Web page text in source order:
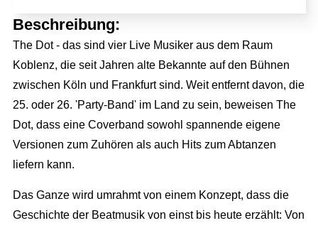
Beschreibung:
The Dot - das sind vier Live Musiker aus dem Raum
Koblenz, die seit Jahren alte Bekannte auf den Bühnen
zwischen Köln und Frankfurt sind. Weit entfernt davon, die
25. oder 26. 'Party-Band' im Land zu sein, beweisen The
Dot, dass eine Coverband sowohl spannende eigene
Versionen zum Zuhören als auch Hits zum Abtanzen
liefern kann.
Das Ganze wird umrahmt von einem Konzept, dass die
Geschichte der Beatmusik von einst bis heute erzählt: Von